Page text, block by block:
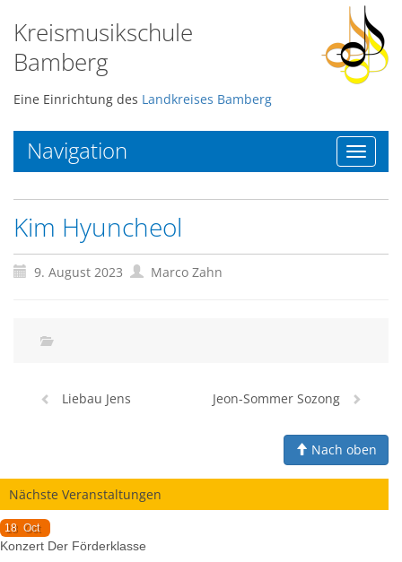
Kreismusikschule
Bamberg
Eine Einrichtung des Landkreises Bamberg
Navigation
Toggle
Kim Hyuncheol
9. August 2023 Marco Zahn
Liebau Jens Jeon-Sommer Sozong
Nach oben
Nächste Veranstaltungen
18 Oct
Konzert Der Förderklasse